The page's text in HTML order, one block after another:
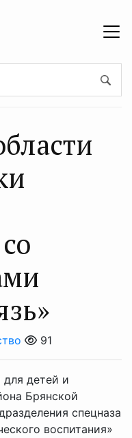
91
детей и
Брянской
спецназа
воспитания»